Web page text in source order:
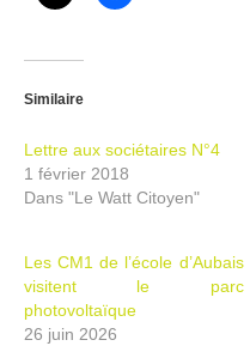
Similaire
Lettre aux sociétaires N°4
1 février 2018
Dans "Le Watt Citoyen"
Les CM1 de l’école d’Aubais
visitent le parc
photovoltaïque
26 juin 2026